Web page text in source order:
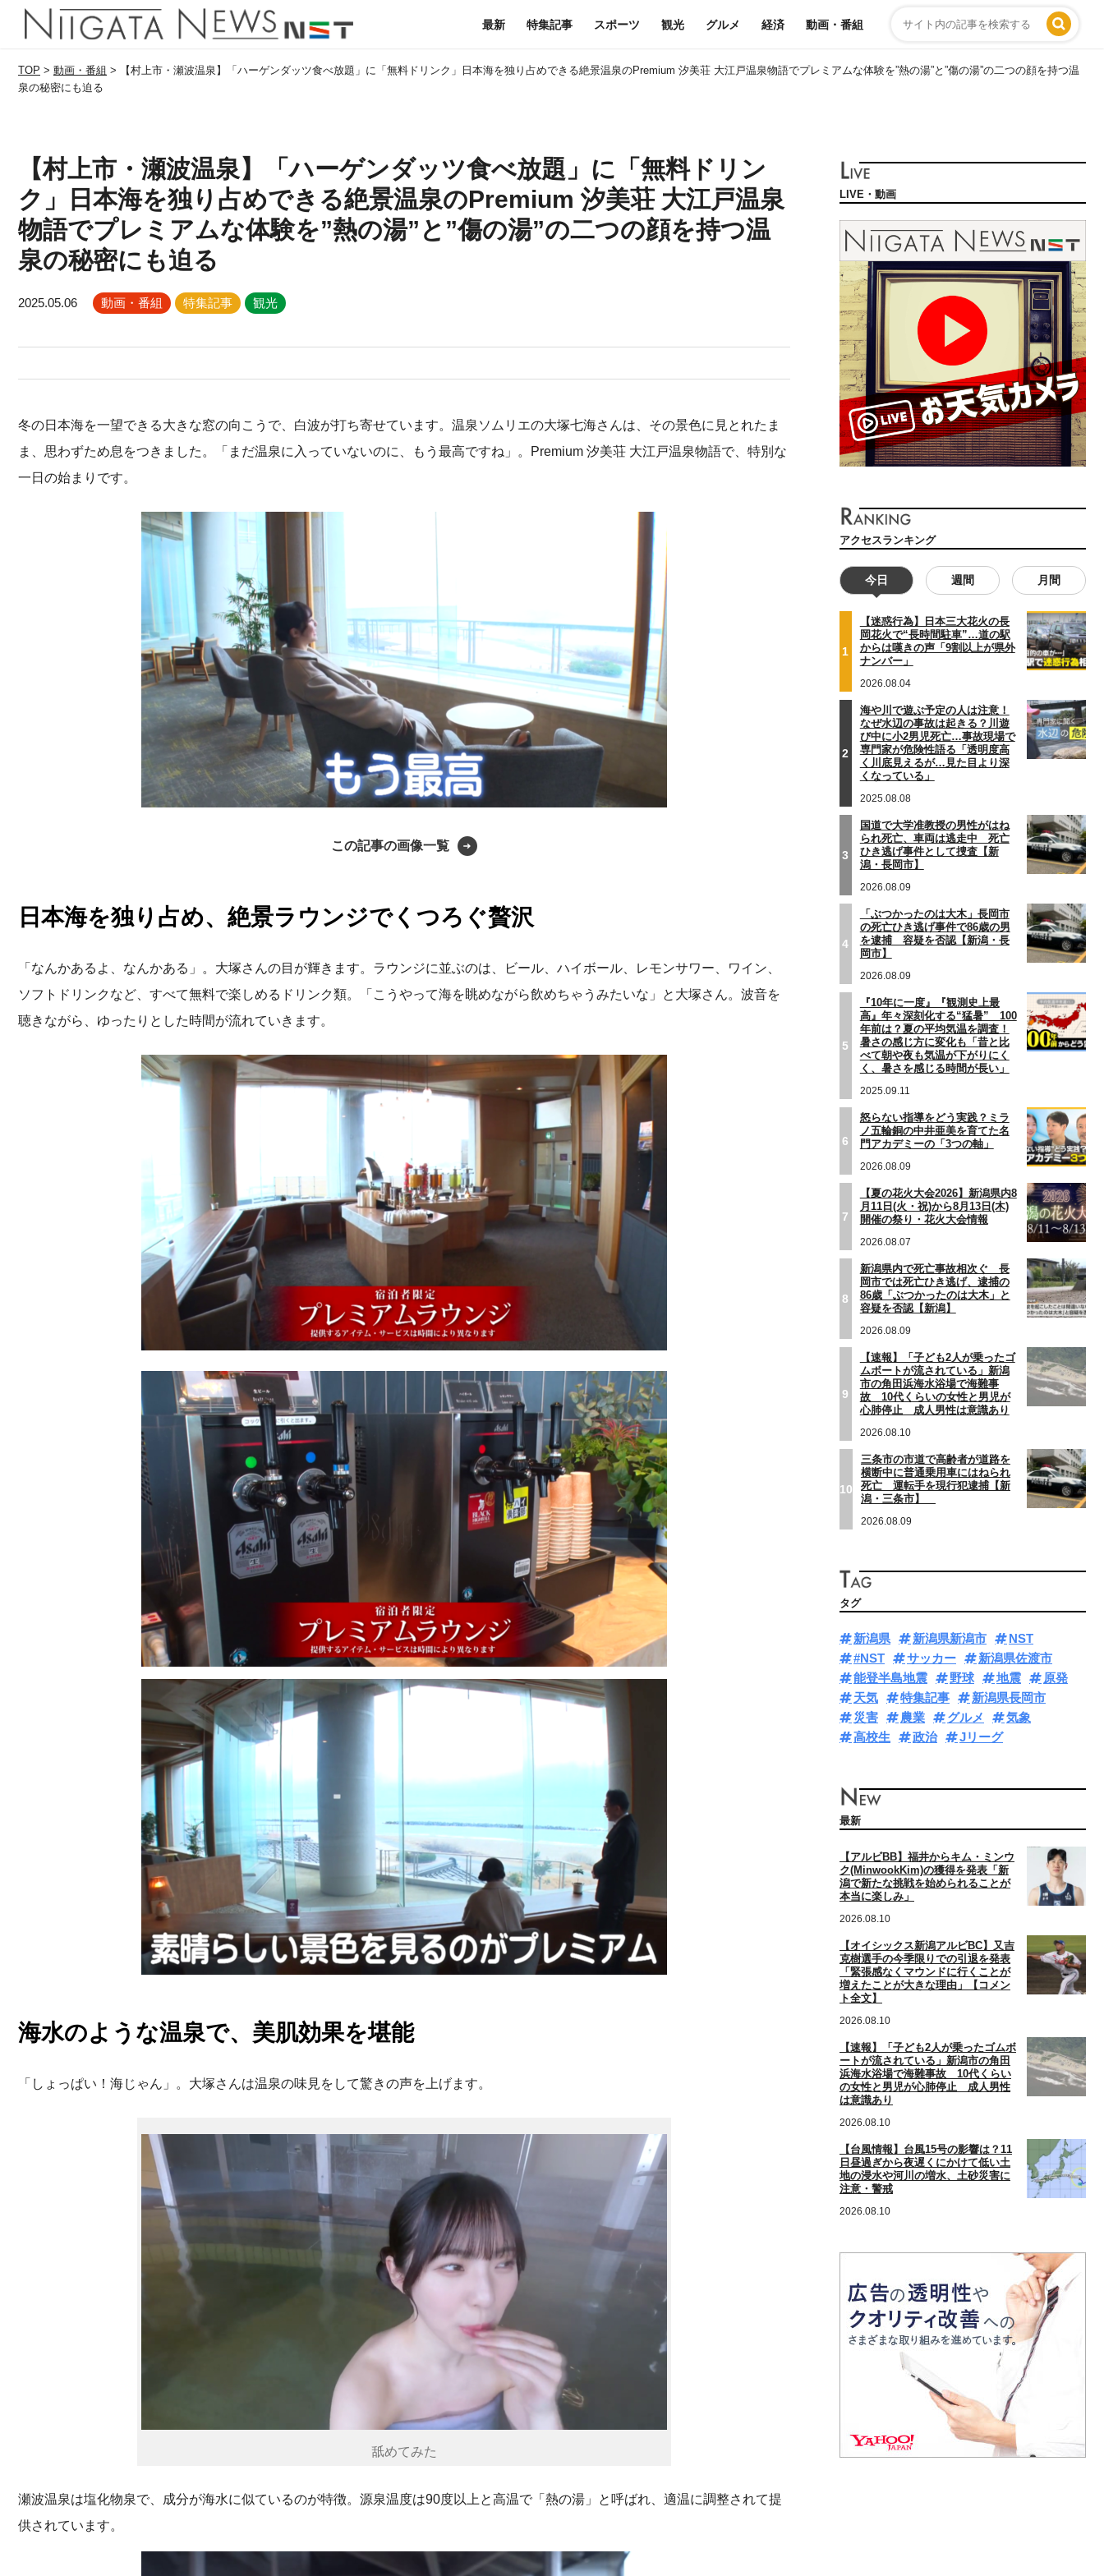
最新 特集記事 スポーツ 観光 グルメ 経済 動画・番組
TOP > 動画・番組 >
【村上市・瀬波温泉】「ハーゲンダッツ食べ放題」に「無料ドリンク」日本海を独り占めできる絶景温泉のPremium 汐美荘 大江戸温泉物語でプレミアムな体験を”熱の湯”と”傷の湯”の二つの顔を持つ温
泉の秘密にも迫る
【村上市・瀬波温泉】「ハーゲンダッツ食べ放題」に「無料ドリン
ク」日本海を独り占めできる絶景温泉のPremium 汐美荘 大江戸温泉
物語でプレミアムな体験を”熱の湯”と”傷の湯”の二つの顔を持つ温
泉の秘密にも迫る
2025.05.06 動画・番組 特集記事 観光
冬の日本海を一望できる大きな窓の向こうで、白波が打ち寄せています。温泉ソムリエの大塚七海さんは、その景色に見とれたま
ま、思わずため息をつきました。「まだ温泉に入っていないのに、もう最高ですね」。Premium 汐美荘 大江戸温泉物語で、特別な
一日の始まりです。
この記事の画像一覧
日本海を独り占め、絶景ラウンジでくつろぐ贅沢
「なんかあるよ、なんかある」。大塚さんの目が輝きます。ラウンジに並ぶのは、ビール、ハイボール、レモンサワー、ワイン、
ソフトドリンクなど、すべて無料で楽しめるドリンク類。「こうやって海を眺めながら飲めちゃうみたいな」と大塚さん。波音を
聴きながら、ゆったりとした時間が流れていきます。
海水のような温泉で、美肌効果を堪能
「しょっぱい！海じゃん」。大塚さんは温泉の味見をして驚きの声を上げます。
舐めてみた
瀬波温泉は塩化物泉で、成分が海水に似ているのが特徴。源泉温度は90度以上と高温で「熱の湯」と呼ばれ、適温に調整されて提
供されています。
LIVE・動画
アクセスランキング
今日 週間 月間
1
【迷惑行為】日本三大花火の長
岡花火で“長時間駐車”…道の駅
からは嘆きの声「9割以上が県外
ナンバー」
2026.08.04
2
海や川で遊ぶ予定の人は注意！
なぜ水辺の事故は起きる？川遊
び中に小2男児死亡…事故現場で
専門家が危険性語る「透明度高
く川底見えるが…見た目より深
くなっている」
2025.08.08
3
国道で大学准教授の男性がはね
られ死亡、車両は逃走中 死亡
ひき逃げ事件として捜査【新
潟・長岡市】
2026.08.09
4
「ぶつかったのは大木」長岡市
の死亡ひき逃げ事件で86歳の男
を逮捕 容疑を否認【新潟・長
岡市】
2026.08.09
5
『10年に一度』『観測史上最
高』年々深刻化する“猛暑” 100
年前は？夏の平均気温を調査！
暑さの感じ方に変化も「昔と比
べて朝や夜も気温が下がりにく
く、暑さを感じる時間が長い」
2025.09.11
6
怒らない指導をどう実践？ミラ
ノ五輪銅の中井亜美を育てた名
門アカデミーの「3つの軸」
2026.08.09
7
【夏の花火大会2026】新潟県内8
月11日(火・祝)から8月13日(木)
開催の祭り・花火大会情報
2026.08.07
8
新潟県内で死亡事故相次ぐ 長
岡市では死亡ひき逃げ、逮捕の
86歳「ぶつかったのは大木」と
容疑を否認【新潟】
2026.08.09
9
【速報】「子ども2人が乗ったゴ
ムボートが流されている」新潟
市の角田浜海水浴場で海難事
故 10代くらいの女性と男児が
心肺停止 成人男性は意識あり
2026.08.10
10
三条市の市道で高齢者が道路を
横断中に普通乗用車にはねられ
死亡 運転手を現行犯逮捕【新
潟・三条市】
2026.08.09
タグ
新潟県 新潟県新潟市
NST
#NST
サッカー
新潟県佐渡市
能登半島地震
野球 地震
原発
天気
特集記事
新潟県長岡市
災害
農業 グルメ
気象
高校生
政治 Jリーグ
最新
【アルビBB】福井からキム・ミンウ
ク(MinwookKim)の獲得を発表「新
潟で新たな挑戦を始められることが
本当に楽しみ」
2026.08.10
【オイシックス新潟アルビBC】又吉
克樹選手の今季限りでの引退を発表
「緊張感なくマウンドに行くことが
増えたことが大きな理由」【コメン
ト全文】
2026.08.10
【速報】「子ども2人が乗ったゴムボ
ートが流されている」新潟市の角田
浜海水浴場で海難事故 10代くらい
の女性と男児が心肺停止 成人男性
は意識あり
2026.08.10
【台風情報】台風15号の影響は？11
日昼過ぎから夜遅くにかけて低い土
地の浸水や河川の増水、土砂災害に
注意・警戒
2026.08.10